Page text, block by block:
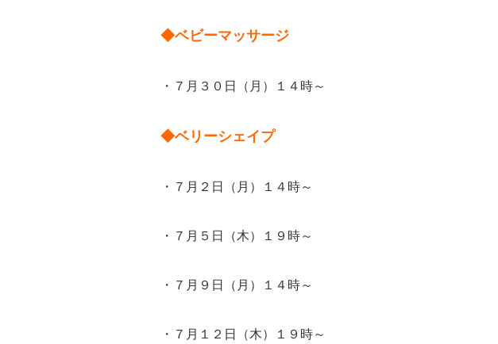
◆ベビーマッサージ
・７月３０日（月）１４時～
◆ベリーシェイプ
・７月２日（月）１４時～
・７月５日（木）１９時～
・７月９日（月）１４時～
・７月１２日（木）１９時～